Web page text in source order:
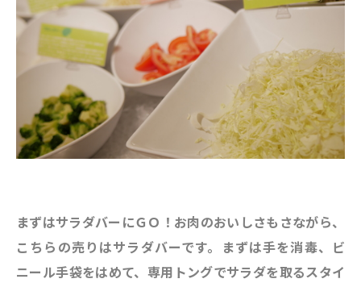
まずはサラダバーにＧＯ！お肉のおいしさもさながら、
こちらの売りはサラダバーです。まずは手を消毒、ビ
ニール手袋をはめて、専用トングでサラダを取るスタイ